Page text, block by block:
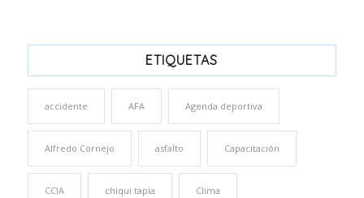
ETIQUETAS
accidente AFA Agenda deportiva
Alfredo Cornejo asfalto Capacitación
CCIA chiqui tapia Clima